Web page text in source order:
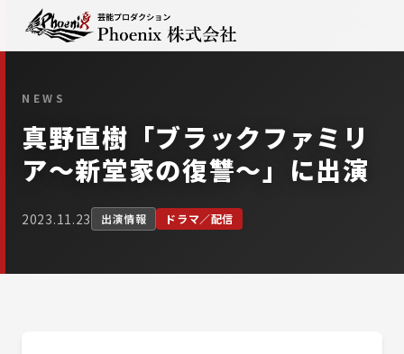
NEWS
真野直樹「ブラックファミリ
ア〜新堂家の復讐〜」に出演
2023.11.23 出演情報 ドラマ／配信